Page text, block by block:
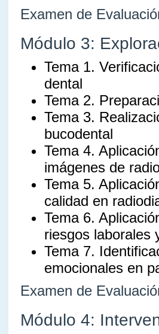
Examen de
Módulo 3:
Tema 1.
dental
Tema 2.
Tema 3.
bucodental
Tema 4.
imágenes de
Tema 5.
calidad en
Tema 6.
riesgos laborales
Tema 7.
emocionales en
Examen de
Módulo 4: